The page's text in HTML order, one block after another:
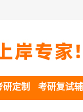
研定制 考研复试